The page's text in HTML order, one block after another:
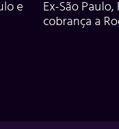
e
Ex-São
cobrança a